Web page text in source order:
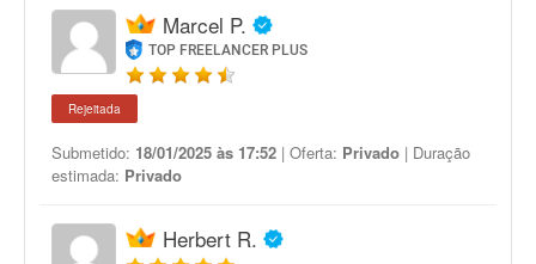
Marcel P.
TOP FREELANCER PLUS
Rejeitada
Submetido: 18/01/2025 às 17:52 | Oferta: Privado | Duração
estimada: Privado
Herbert R.